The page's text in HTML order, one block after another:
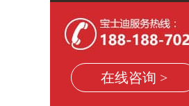
在线咨询 >